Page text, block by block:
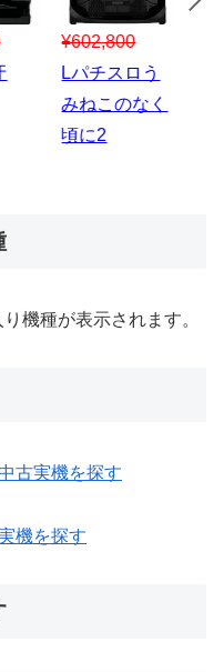
宝
¥1,867,800
Lパチスロ 炎
炎ノ消防隊2
機種が表示されます。
古実機を探す
機を探す